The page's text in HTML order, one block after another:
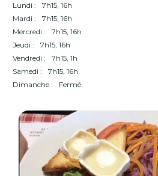
Lundi :
7h15, 16h
Mardi :
7h15, 16h
Mercredi :
7h15, 16h
Jeudi :
7h15, 16h
Vendredi :
7h15, 1h
Samedi :
7h15, 16h
Dimanche :
Fermé